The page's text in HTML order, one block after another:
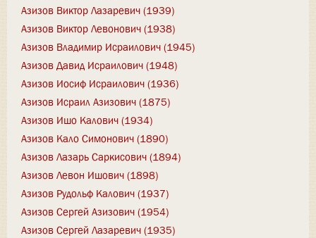
Азизов Виктор Лазаревич (1939)
Азизов Виктор Левонович (1938)
Азизов Владимир Исраилович (1945)
Азизов Давид Исраилович (1948)
Азизов Иосиф Исраилович (1936)
Азизов Исраил Азизович (1875)
Азизов Ишо Калович (1934)
Азизов Кало Симонович (1890)
Азизов Лазарь Саркисович (1894)
Азизов Левон Ишович (1898)
Азизов Рудольф Калович (1937)
Азизов Сергей Азизович (1954)
Азизов Сергей Лазаревич (1935)